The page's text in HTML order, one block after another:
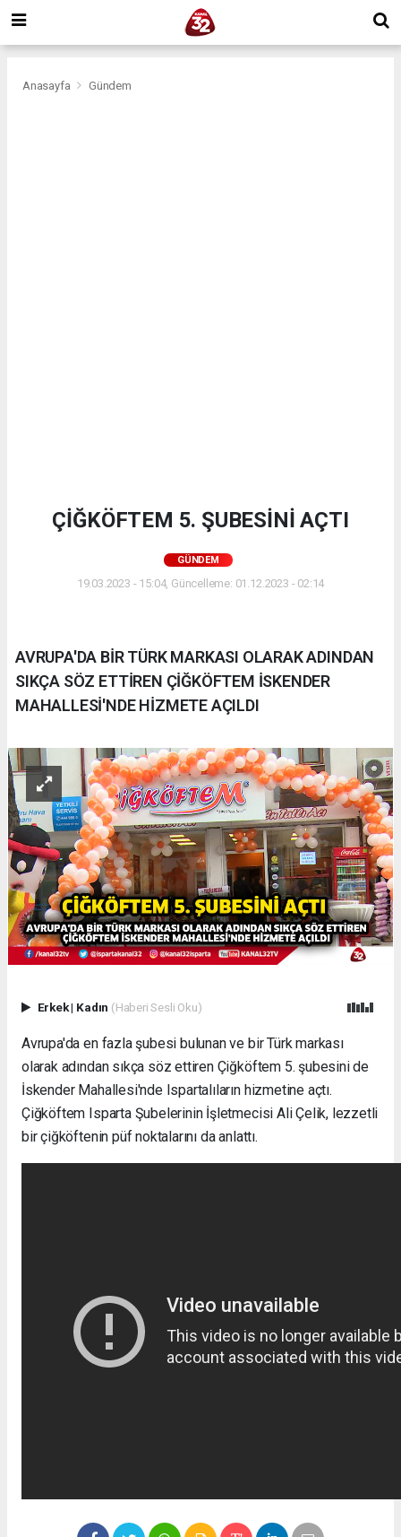
Anasayfa Gündem
ÇİĞKÖFTEM 5. ŞUBESİNİ AÇTI
GÜNDEM
19.03.2023 - 15:04, Güncelleme: 01.12.2023 - 02:14
AVRUPA'DA BİR TÜRK MARKASI OLARAK ADINDAN
SIKÇA SÖZ ETTİREN ÇİĞKÖFTEM İSKENDER
MAHALLESİ'NDE HİZMETE AÇILDI
Erkek| Kadın (Haberi Sesli Oku)
Avrupa'da en fazla şubesi bulunan ve bir Türk markası
olarak adından sıkça söz ettiren Çiğköftem 5. şubesini de
İskender Mahallesi'nde Ispartalıların hizmetine açtı.
Çiğköftem Isparta Şubelerinin İşletmecisi Ali Çelik, lezzetli
bir çiğköftenin püf noktalarını da anlattı.